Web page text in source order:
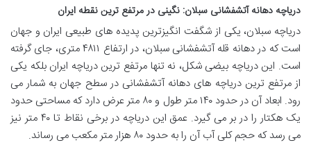
دریاچه دهانه آتشفشانی سبلان: نگینی در مرتفع ترین نقطه ایران
دریاچه سبلان، یکی از شگفت انگیزترین پدیده های طبیعی ایران و جهان
است که در دهانه قله آتشفشانی سبلان، در ارتفاع ۴۸۱۱ متری، جای گرفته
است. این دریاچه بیضی شکل، نه تنها مرتفع ترین دریاچه ایران بلکه یکی
از مرتفع ترین دریاچه های دهانه آتشفشانی در سطح جهان به شمار می
رود. ابعاد آن در حدود ۱۴۰ متر طول و ۸۰ متر عرض دارد که مساحتی حدود
یک هکتار را در بر می گیرد. عمق این دریاچه در برخی نقاط تا ۴۰ متر نیز
می رسد که حجم کلی آب آن را به حدود ۸۰ هزار متر مکعب می رساند.